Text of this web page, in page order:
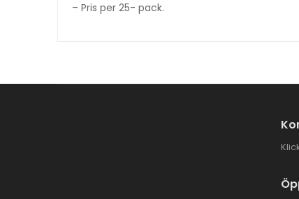
– Pris per 25- pack.